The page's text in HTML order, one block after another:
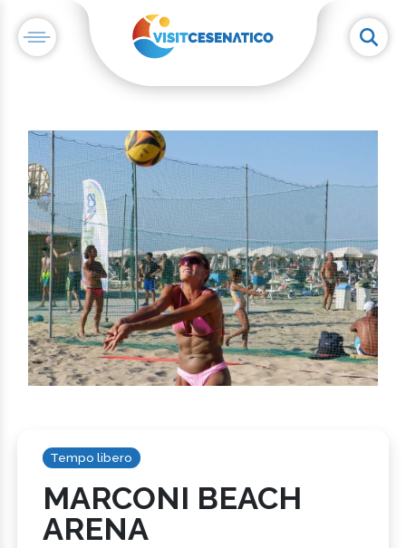
Tempo libero
MARCONI BEACH
ARENA